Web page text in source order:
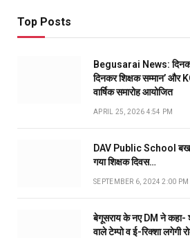
Top Posts
Begusarai News: दिनकर
दिनकर शिक्षक सम्मान’ और
वार्षिक समारोह आयोजित
APRIL 25, 2026 4:54 PM
DAV Public School
गया शिक्षक दिवस…
SEPTEMBER 6, 2024 2:00 PM
बेगूसराय के नए DM ने कहा-
वाले टेम्पो व ई-रिक्शा लगेगी